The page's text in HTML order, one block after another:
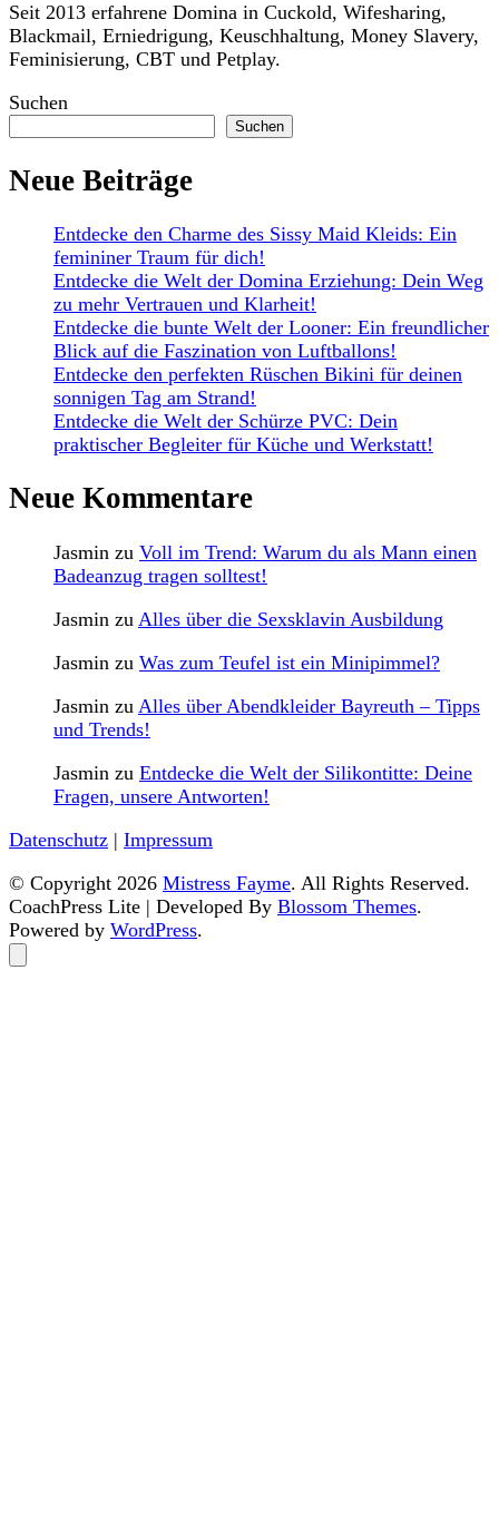
Seit 2013 erfahrene Domina in Cuckold, Wifesharing,
Blackmail, Erniedrigung, Keuschhaltung, Money Slavery,
Feminisierung, CBT und Petplay.
Suchen
Suchen
Neue Beiträge
Entdecke den Charme des Sissy Maid Kleids: Ein
femininer Traum für dich!
Entdecke die Welt der Domina Erziehung: Dein Weg
zu mehr Vertrauen und Klarheit!
Entdecke die bunte Welt der Looner: Ein freundlicher
Blick auf die Faszination von Luftballons!
Entdecke den perfekten Rüschen Bikini für deinen
sonnigen Tag am Strand!
Entdecke die Welt der Schürze PVC: Dein
praktischer Begleiter für Küche und Werkstatt!
Neue Kommentare
Jasmin zu Voll im Trend: Warum du als Mann einen
Badeanzug tragen solltest!
Jasmin zu Alles über die Sexsklavin Ausbildung
Jasmin zu Was zum Teufel ist ein Minipimmel?
Jasmin zu Alles über Abendkleider Bayreuth – Tipps
und Trends!
Jasmin zu Entdecke die Welt der Silikontitte: Deine
Fragen, unsere Antworten!
Datenschutz | Impressum
© Copyright 2026 Mistress Fayme. All Rights Reserved.
CoachPress Lite | Developed By Blossom Themes.
Powered by WordPress.